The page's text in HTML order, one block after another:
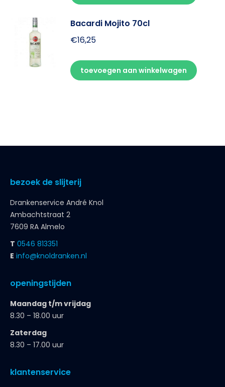
Bacardi Mojito 70cl
€16,25
toevoegen aan winkelwagen
bezoek de slijterij
Drankenservice André Knol
Ambachtstraat 2
7609 RA Almelo
T 0546 813351
E info@knoldranken.nl
openingstijden
Maandag t/m vrijdag
8.30 – 18.00 uur
Zaterdag
8.30 – 17.00 uur
klantenservice